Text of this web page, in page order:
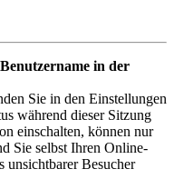
in der
Sie in den Einstellungen
während dieser Sitzung
einschalten, können nur
Sie selbst Ihren Online-
unsichtbarer Besucher